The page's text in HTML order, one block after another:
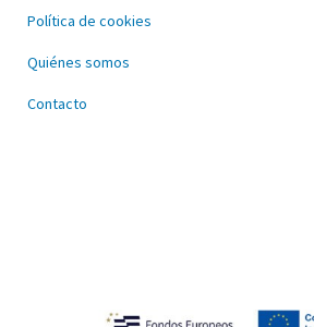
Política de cookies
Quiénes somos
Contacto